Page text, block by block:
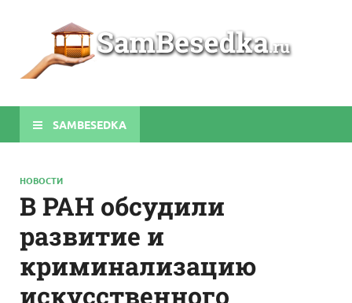
SAMBESEDKA
НОВОСТИ
В РАН обсудили
развитие и
криминализацию
искусственного